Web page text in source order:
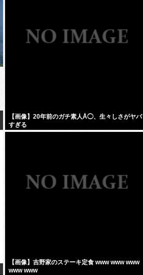
【画像】20年前のガチ素人Å◯、生々しさがヤバ
すぎる
【画像】吉野家のステーキ定食 www www www
www www